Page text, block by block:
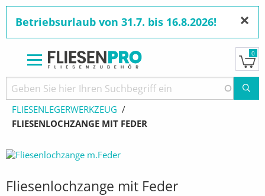
zum
Inhalt
Betriebsurlaub von 31.7. bis 16.8.2026! ×
0
Pfadnavigation
STARTSEITE PRODUKTE
WERKZEUGE
FLIESENLEGERWERKZEUG
AKTUELL:
FLIESENLOCHZANGE MIT FEDER
Fliesenlochzange mit Feder